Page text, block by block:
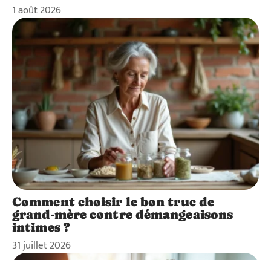
1 août 2026
Comment choisir le bon truc de
grand-mère contre démangeaisons
intimes ?
31 juillet 2026